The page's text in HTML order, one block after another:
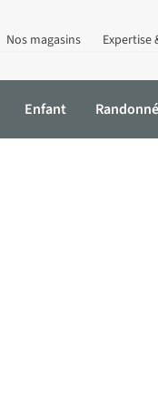
Nos magasins Expertise
Enfant